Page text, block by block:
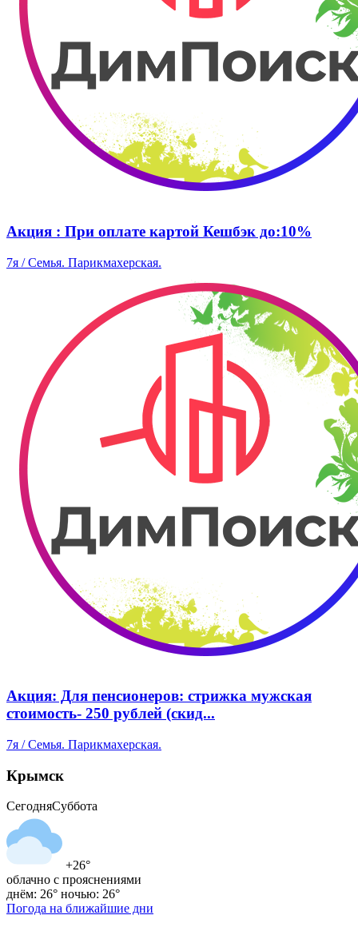
Акция : При оплате картой Кешбэк до:10%
7я / Семья. Парикмахерская.
Акция: Для пенсионеров: стрижка мужская
стоимость- 250 рублей (скид...
7я / Семья. Парикмахерская.
Крымск
СегодняСуббота
+26°
облачно с прояснениями
днём: 26° ночью: 26°
Погода на ближайшие дни